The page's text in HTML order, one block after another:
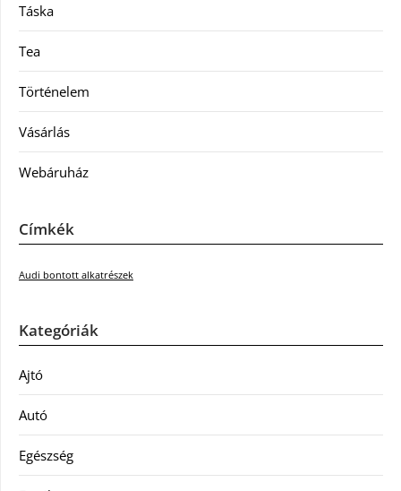
Táska
Tea
Történelem
Vásárlás
Webáruház
Címkék
Audi bontott alkatrészek
Kategóriák
Ajtó
Autó
Egészség